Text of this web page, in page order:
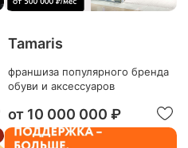
Tamaris
франшиза популярного бренда
обуви и аксессуаров
от 10 000 000 ₽